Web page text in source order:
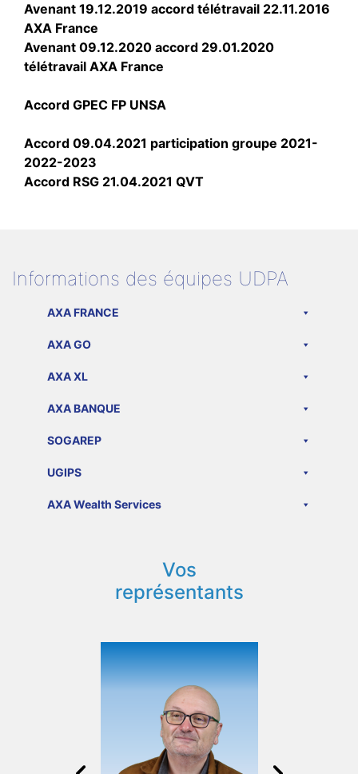
Avenant 19.12.2019 accord télétravail 22.11.2016
AXA France
Avenant 09.12.2020 accord 29.01.2020
télétravail AXA France
Accord GPEC FP UNSA
Accord 09.04.2021 participation groupe 2021-
2022-2023
Accord RSG 21.04.2021 QVT
Informations des équipes UDPA
AXA FRANCE
AXA GO
AXA XL
AXA BANQUE
SOGAREP
UGIPS
AXA Wealth Services
Vos
représentants